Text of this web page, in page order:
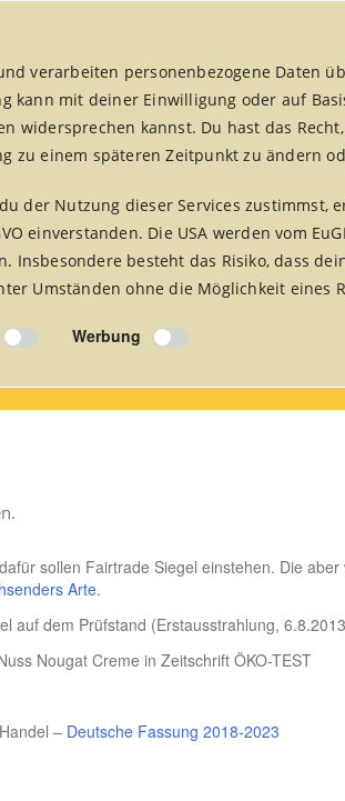
verarbeiten personenbezogene Daten
kann mit deiner Einwilligung oder auf
widersprechen kannst. Du hast das
zu einem späteren Zeitpunkt zu ändern
der Nutzung dieser Services zustimmst,
einverstanden. Die USA werden vom
besteht das Risiko, dass
Umständen ohne die Möglichkeit eines
Werbung
aktuell fairreisen Foto Alben
sollen Fairtrade Siegel einstehen. Die
Arte.
auf dem Prüfstand (Erstausstrahlung,
Nougat Creme in Zeitschrift ÖKO-TEST
– Deutsche Fassung 2018-2023